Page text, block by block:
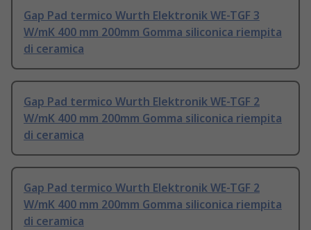
Gap Pad termico Wurth Elektronik WE-TGF 3
W/mK 400 mm 200mm Gomma siliconica riempita
di ceramica
Gap Pad termico Wurth Elektronik WE-TGF 2
W/mK 400 mm 200mm Gomma siliconica riempita
di ceramica
Gap Pad termico Wurth Elektronik WE-TGF 2
W/mK 400 mm 200mm Gomma siliconica riempita
di ceramica